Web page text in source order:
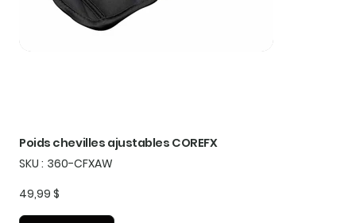
Poids chevilles ajustables COREFX
SKU : SKU
360-
360-CFXAW
Prix
49,99 $